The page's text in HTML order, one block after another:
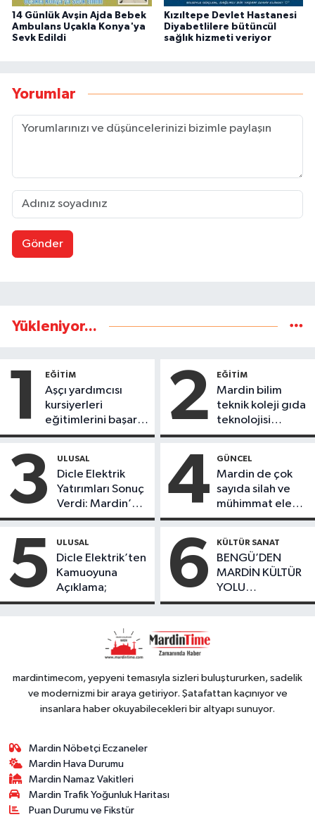
14 Günlük Avşin Ajda Bebek
Ambulans Uçakla Konya'ya
Sevk Edildi
Kızıltepe Devlet Hastanesi
Diyabetlilere bütüncül
sağlık hizmeti veriyor
Yorumlar
Gönder
Yükleniyor...
1 EĞİTİM
Aşçı yardımcısı
kursiyerleri
eğitimlerini başarı
ile tamamladı
2 EĞİTİM
Mardin bilim
teknik koleji gıda
teknolojisi
öğrencileri
ürünlerini satarak
köydeki
çoçuklara kitap
desteğinde
bulundu
3 ULUSAL
Dicle Elektrik
Yatırımları Sonuç
Verdi: Mardin’de
Kayıp Kaçak
Düşüş
4 GÜNCEL
Mardin de çok
sayıda silah ve
mühimmat ele
geçirildi
5 ULUSAL
Dicle Elektrik’ten
Kamuoyuna
Açıklama;
6 KÜLTÜR SANAT
BENGÜ’DEN
MARDİN KÜLTÜR
YOLU
FESTIVALİ’NDE
mardintimecom, yepyeni temasıyla sizleri buluştururken, sadelik
ve modernizmi bir araya getiriyor. Şatafattan kaçınıyor ve
insanlara haber okuyabilecekleri bir altyapı sunuyor.
Mardin Nöbetçi Eczaneler
Mardin Hava Durumu
Mardin Namaz Vakitleri
Mardin Trafik Yoğunluk Haritası
Puan Durumu ve Fikstür